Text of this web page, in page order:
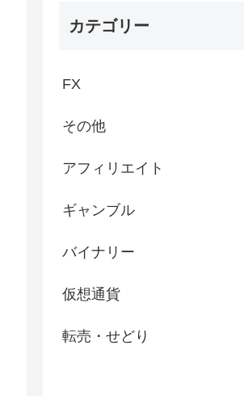
カテゴリー
FX
その他
アフィリエイト
ギャンブル
バイナリー
仮想通貨
転売・せどり